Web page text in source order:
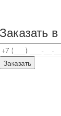
Заказать
Заказать